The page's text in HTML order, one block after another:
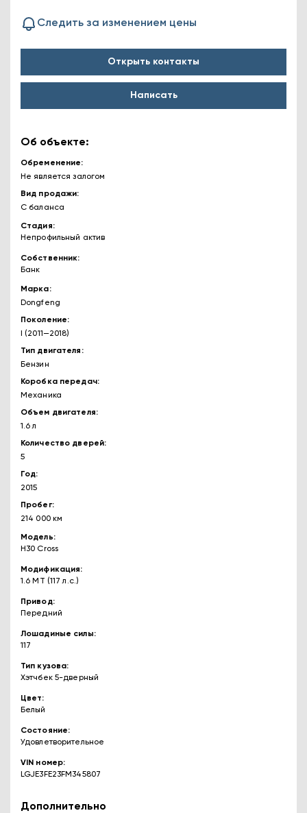
Следить за изменением цены
Открыть контакты
Написать
Об объекте:
Обременение
Не является залогом
Вид продажи
С баланса
Стадия
Непрофильный актив
Собственник
Банк
Марка
Dongfeng
Поколение
I (2011—2018)
Тип двигателя
Бензин
Коробка передач
Механика
Объем двигателя
1.6 л
Количество дверей
5
Год
2015
Пробег
214 000 км
Модель
H30 Cross
Модификация
1.6 MT (117 л.с.)
Привод
Передний
Лошадиные силы
117
Тип кузова
Хэтчбек 5-дверный
Цвет
Белый
Состояние
Удовлетворительное
VIN номер
LGJE3FE23FM345807
Дополнительно